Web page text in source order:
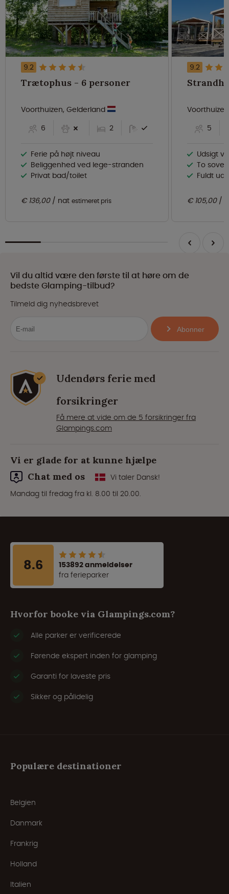
9.2
Trætophus - 6 personer
Voorthuizen, Gelderland
6
2
Ferie på højt niveau
Beliggenhed ved lege-stranden
Privat bad/toilet
€ 136,00 nat estimeret pris
9.2
5
Udsigt
To
Fuldt
€ 105,00
Vil du altid være den første til at høre om de
bedste Glamping-tilbud?
Tilmeld dig nyhedsbrevet
Abonner
Udendørs ferie med
forsikringer
Få mere at vide om de 5 forsikringer fra
Glampings.com
Vi er glade for at kunne hjælpe
Chat med os
Vi taler Dansk!
Mandag til fredag fra kl. 8.00 til 20.00.
8.6
153892 anmeldelser
fra ferieparker
Hvorfor booke via Glampings.com?
Alle parker er verificerede
Førende ekspert inden for glamping
Garanti for laveste pris
Sikker og pålidelig
Populære destinationer
Belgien
Danmark
Frankrig
Holland
Italien